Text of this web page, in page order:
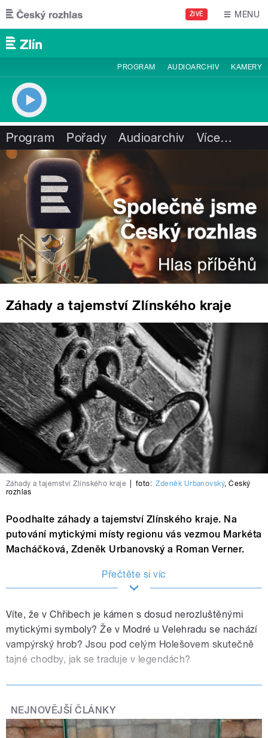
Přejít k hlavnímu obsahu
ŽIVĚ MENU
PROGRAM AUDIOARCHIV KAMERY
Program Pořady Audioarchiv Více…
Záhady a tajemství Zlínského kraje
Záhady a tajemství Zlínského kraje foto: Zdeněk Urbanovský,Český
rozhlas
Poodhalte záhady a tajemství Zlínského kraje. Na
putování mytickými místy regionu vás vezmou Markéta
Macháčková, Zdeněk Urbanovský a Roman Verner.
Přečtěte si víc
Víte, že v Chřibech je kámen s dosud nerozluštěnými
mytickými symboly? Že v Modré u Velehradu se nachází
vampýrský hrob? Jsou pod celým Holešovem skutečně
tajné chodby, jak se traduje v legendách?
Po faktech, které by mohly objasnit historii míst, které
jsou zatím opředena legendami a tajemstvím, pátrají
každý měsíc redaktorka Českého rozhlasu Zlín Markéta
Macháčková, odborník na cestovní ruch Zdeněk
NEJNOVĚJŠÍ ČLÁNKY